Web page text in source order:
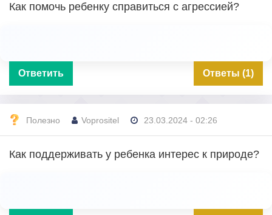
Как помочь ребенку справиться с агрессией?
Ответить Ответы (1)
Полезно Voprositel 23.03.2024 - 02:26
Как поддерживать у ребенка интерес к природе?